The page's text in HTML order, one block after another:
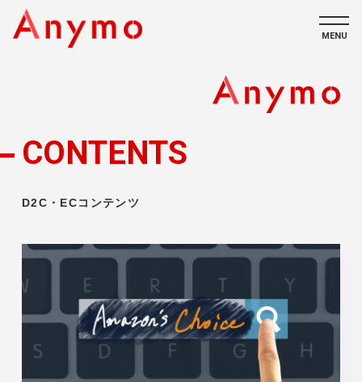
私たちについて
CONTACT
MENU
CONTENTS
D2C・ECコンテンツ